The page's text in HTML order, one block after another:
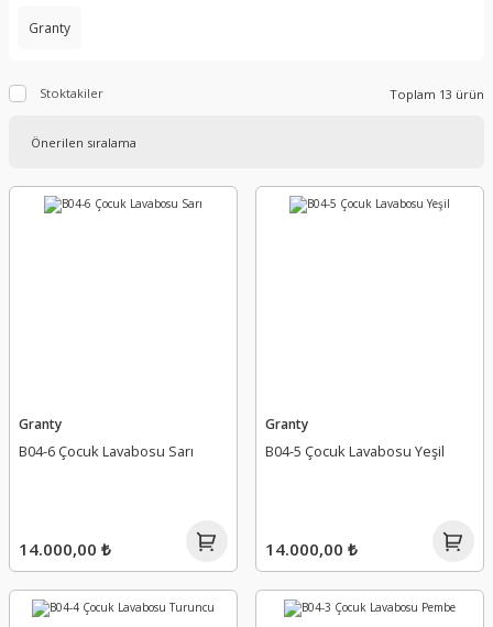
Granty
Stoktakiler Toplam 13 ürün
Granty
B04-6 Çocuk Lavabosu Sarı
14.000,00 ₺
Granty
B04-5 Çocuk Lavabosu Yeşil
14.000,00 ₺